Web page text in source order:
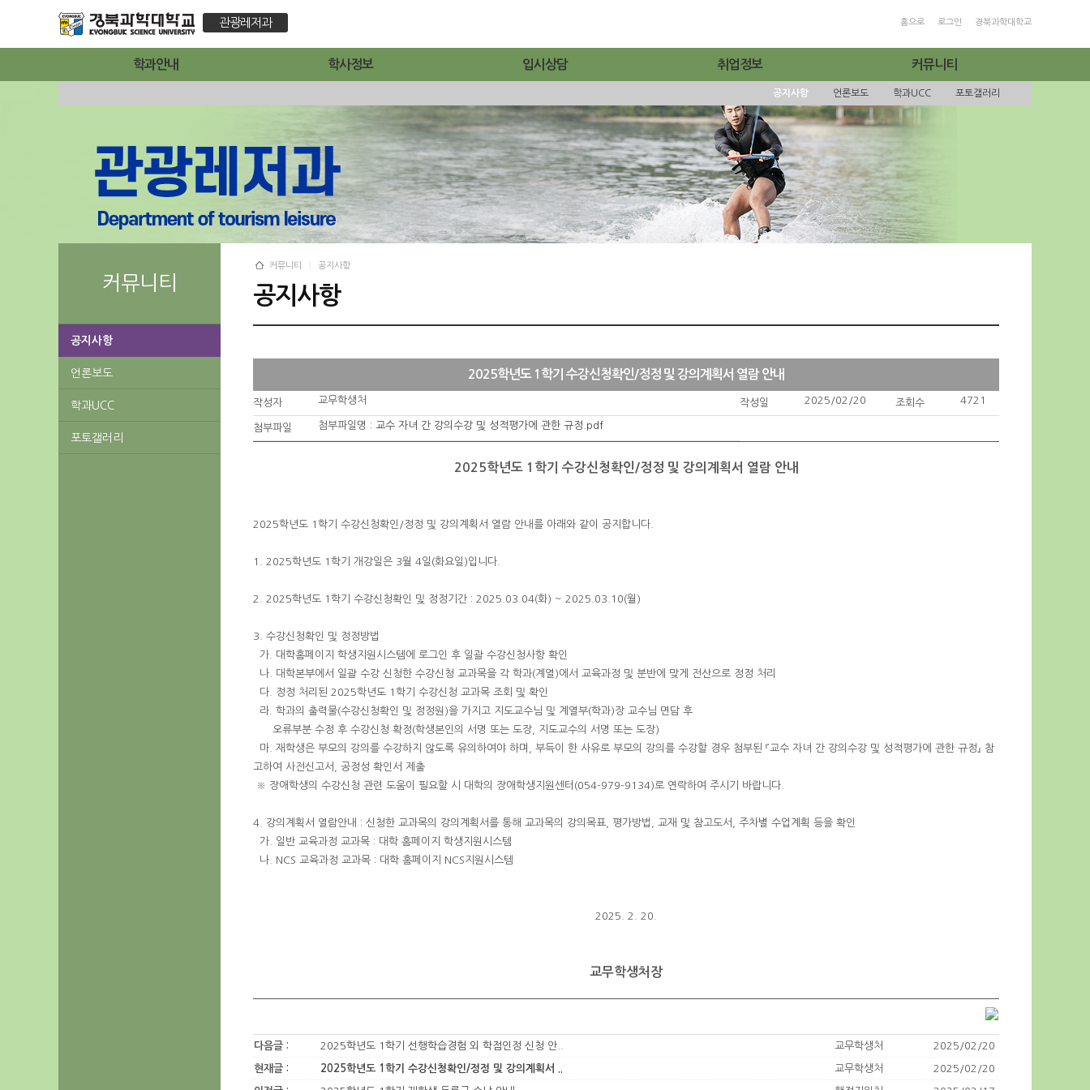
관광레저과 홈으로 로그인 경북과학대학교
학과안내 학사정보 입시상담 취업정보 커뮤니티
공지사항 언론보도 학과UCC 포토갤러리
커뮤니티
공지사항
언론보도
학과UCC
포토갤러리
커뮤니티 공지사항
공지사항
2025학년도 1학기 수강신청확인/정정 및 강의계획서 열람 안내
작성자 교무학생처 작성일 2025/02/20 조회수 4721
첨부파일 첨부파일명 : 교수 자녀 간 강의수강 및 성적평가에 관한 규정.pdf
2025학년도 1학기 수강신청확인/정정 및 강의계획서 열람 안내
2025학년도 1학기 수강신청확인/정정 및 강의계획서 열람 안내를 아래와 같이 공지합니다.
1. 2025학년도 1학기 개강일은 3월 4일(화요일)입니다.
2. 2025학년도 1학기 수강신청확인 및 정정기간 : 2025.03.04(화) ~ 2025.03.10(월)
3. 수강신청확인 및 정정방법
가. 대학홈페이지 학생지원시스템에 로그인 후 일괄 수강신청사항 확인
나. 대학본부에서 일괄 수강 신청한 수강신청 교과목을 각 학과(계열)에서 교육과정 및 분반에 맞게 전산으로 정정 처리
다. 정정 처리된 2025학년도 1학기 수강신청 교과목 조회 및 확인
라. 학과의 출력물(수강신청확인 및 정정원)을 가지고 지도교수님 및 계열부(학과)장 교수님 면담 후
오류부분 수정 후 수강신청 확정(학생본인의 서명 또는 도장, 지도교수의 서명 또는 도장)
마. 재학생은 부모의 강의를 수강하지 않도록 유의하여야 하며, 부득이 한 사유로 부모의 강의를 수강할 경우 첨부된 『교수 자녀 간 강의수강 및 성적평가에 관한 규정』 참
고하여 사전신고서, 공정성 확인서 제출
※ 장애학생의 수강신청 관련 도움이 필요할 시 대학의 장애학생지원센터(054-979-9134)로 연락하여 주시기 바랍니다.
4. 강의계획서 열람안내 : 신청한 교과목의 강의계획서를 통해 교과목의 강의목표, 평가방법, 교재 및 참고도서, 주차별 수업계획 등을 확인
가. 일반 교육과정 교과목 : 대학 홈페이지 학생지원시스템
나. NCS 교육과정 교과목 : 대학 홈페이지 NCS지원시스템
2025. 2. 20.
교무학생처장
다음글 : 2025학년도 1학기 선행학습경험 외 학점인정 신청 안.. 교무학생처 2025/02/20
현재글 : 2025학년도 1학기 수강신청확인/정정 및 강의계획서 .. 교무학생처 2025/02/20